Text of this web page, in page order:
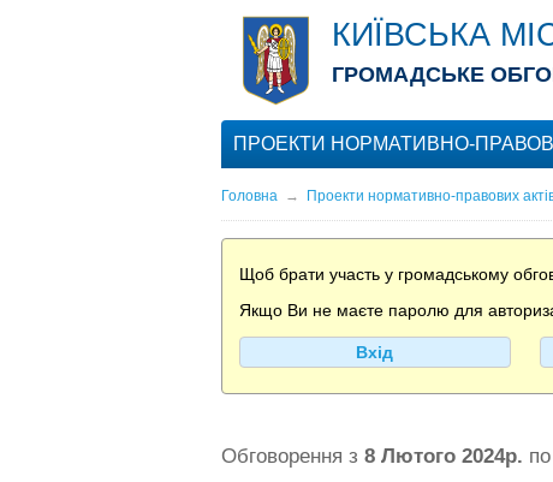
КИЇВСЬКА
ГРОМАДСЬКЕ
ПРОЕКТИ НОРМАТИВНО-
Головна→ Проекти нормативно-правових
Щоб брати участь у громадському
Якщо Ви не маєте паролю для
Вхід
Обговорення з 8 Лютого 2024р. по